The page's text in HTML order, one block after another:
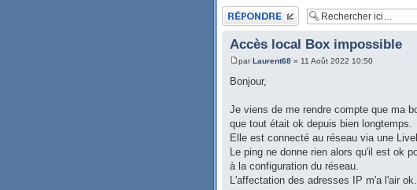
Publier une réponse
Accès local Box impossible
parLaurent68 » 11 Août 2022 10:50
Bonjour,
Je viens de me rendre compte que ma
que tout était ok depuis bien longtemps.
Elle est connecté au réseau via une
Le ping ne donne rien alors qu'il est ok
à la configuration du réseau.
L'affectation des adresses IP m'a l'air ok.